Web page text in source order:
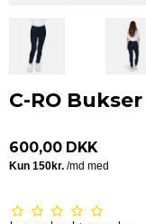
C-RO Bukser
600,00 DKK